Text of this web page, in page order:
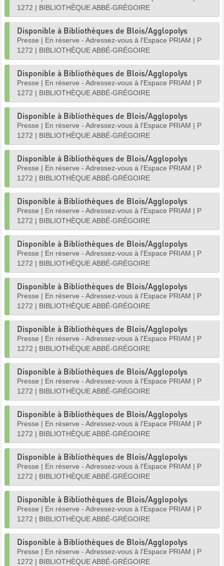
1272 | BIBLIOTHÈQUE ABBÉ-GRÉGOIRE
Disponible à Bibliothèques de Blois/Agglopolys
Presse | En réserve - Adressez-vous à l'Espace PRIAM | P
1272 | BIBLIOTHÈQUE ABBÉ-GRÉGOIRE
Disponible à Bibliothèques de Blois/Agglopolys
Presse | En réserve - Adressez-vous à l'Espace PRIAM | P
1272 | BIBLIOTHÈQUE ABBÉ-GRÉGOIRE
Disponible à Bibliothèques de Blois/Agglopolys
Presse | En réserve - Adressez-vous à l'Espace PRIAM | P
1272 | BIBLIOTHÈQUE ABBÉ-GRÉGOIRE
Disponible à Bibliothèques de Blois/Agglopolys
Presse | En réserve - Adressez-vous à l'Espace PRIAM | P
1272 | BIBLIOTHÈQUE ABBÉ-GRÉGOIRE
Disponible à Bibliothèques de Blois/Agglopolys
Presse | En réserve - Adressez-vous à l'Espace PRIAM | P
1272 | BIBLIOTHÈQUE ABBÉ-GRÉGOIRE
Disponible à Bibliothèques de Blois/Agglopolys
Presse | En réserve - Adressez-vous à l'Espace PRIAM | P
1272 | BIBLIOTHÈQUE ABBÉ-GRÉGOIRE
Disponible à Bibliothèques de Blois/Agglopolys
Presse | En réserve - Adressez-vous à l'Espace PRIAM | P
1272 | BIBLIOTHÈQUE ABBÉ-GRÉGOIRE
Disponible à Bibliothèques de Blois/Agglopolys
Presse | En réserve - Adressez-vous à l'Espace PRIAM | P
1272 | BIBLIOTHÈQUE ABBÉ-GRÉGOIRE
Disponible à Bibliothèques de Blois/Agglopolys
Presse | En réserve - Adressez-vous à l'Espace PRIAM | P
1272 | BIBLIOTHÈQUE ABBÉ-GRÉGOIRE
Disponible à Bibliothèques de Blois/Agglopolys
Presse | En réserve - Adressez-vous à l'Espace PRIAM | P
1272 | BIBLIOTHÈQUE ABBÉ-GRÉGOIRE
Disponible à Bibliothèques de Blois/Agglopolys
Presse | En réserve - Adressez-vous à l'Espace PRIAM | P
1272 | BIBLIOTHÈQUE ABBÉ-GRÉGOIRE
Disponible à Bibliothèques de Blois/Agglopolys
Presse | En réserve - Adressez-vous à l'Espace PRIAM | P
1272 | BIBLIOTHÈQUE ABBÉ-GRÉGOIRE
Disponible à Bibliothèques de Blois/Agglopolys
Presse | En réserve - Adressez-vous à l'Espace PRIAM | P
1272 | BIBLIOTHÈQUE ABBÉ-GRÉGOIRE